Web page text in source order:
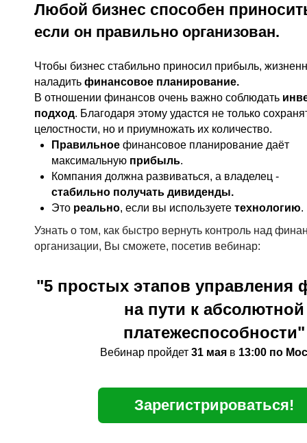
Любой бизнес способен
если он правильно организован.
Чтобы бизнес стабильно приносил прибыль,
наладить финансовое планирование.
В отношении финансов очень важно соблюдать
подход. Благодаря этому удастся не только
целостности, но и приумножать их количество.
Правильное финансовое планирование даёт
максимальную прибыль.
Компания должна развиваться, а владелец -
стабильно получать дивиденды.
Это реально, если вы используете технологию.
Узнать о том, как быстро вернуть контроль над
организации, Вы сможете, посетив вебинар:
"5 простых этапов управления
на пути к абсолютной
платежеспособности"
Вебинар пройдет 31 маяв 13:00 по
Зарегистрироваться!